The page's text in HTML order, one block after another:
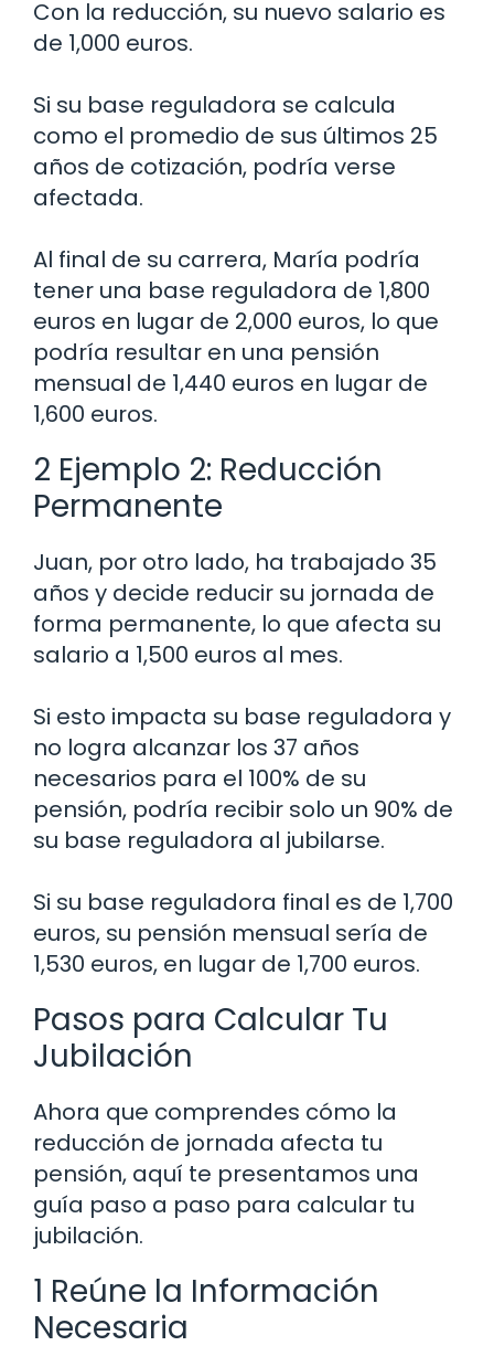
Con la reducción, su nuevo salario es
de 1,000 euros.
Si su base reguladora se calcula
como el promedio de sus últimos 25
años de cotización, podría verse
afectada.
Al final de su carrera, María podría
tener una base reguladora de 1,800
euros en lugar de 2,000 euros, lo que
podría resultar en una pensión
mensual de 1,440 euros en lugar de
1,600 euros.
2 Ejemplo 2: Reducción
Permanente
Juan, por otro lado, ha trabajado 35
años y decide reducir su jornada de
forma permanente, lo que afecta su
salario a 1,500 euros al mes.
Si esto impacta su base reguladora y
no logra alcanzar los 37 años
necesarios para el 100% de su
pensión, podría recibir solo un 90% de
su base reguladora al jubilarse.
Si su base reguladora final es de 1,700
euros, su pensión mensual sería de
1,530 euros, en lugar de 1,700 euros.
Pasos para Calcular Tu
Jubilación
Ahora que comprendes cómo la
reducción de jornada afecta tu
pensión, aquí te presentamos una
guía paso a paso para calcular tu
jubilación.
1 Reúne la Información
Necesaria